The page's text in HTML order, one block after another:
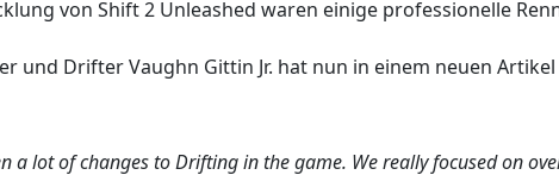
von Shift 2 Unleashed waren einige professionelle
und Drifter Vaughn Gittin Jr. hat nun in einem neuen
a lot of changes to Drifting in the game. We really focused on